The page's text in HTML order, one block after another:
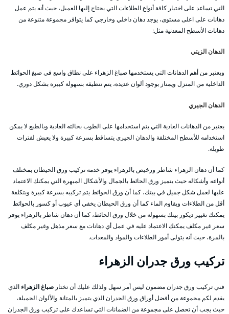
التي تساعد على اختيار كافة أنواع الطلاءات التي يحتاج إليها العميل، حيث أنه يتم عمل
دهانات على اعلى مستوى، يوجد دهان داخلي وخارجي كما يتوافر مجموعة متنوعة من
دهانات الأسطح المعدنية مثل:
الدهان الزيتي
ويعتبر من أهم الدهانات التي يستخدمها صباغ الزهراء على نطاق واسع في صبغ الحوائط
الداخلية من المنزل ويمتاز بوجود ألوان عديدة، يتم تنظيفه بسهولة كبيرة بشكل دوري.
الدهان الجيري
يعتبر من الدهانات العادية التي يتم استخدامها على الطوب بحالته العادية وبالطبع لا يمكن
استخدامه للأسطح المختلفة والدهان الجيري يتساقط بسرعة كبيرة ولا يعيش لفترات
طويلة.
كما أن دهان الزهراء شاطر ورخيص بالزهراء يوفر خدمه تركيب ورق الحيطان بمختلف
أنواعه وأشكاله حيث يتميز ورق الحائط بالجمال والأشكال المبهرة التي يمكنك الاعتماد
عليها لعمل شكل جميل في بيتك، كما أن ورق الحوائط يتم تركيبه بسرعة كبيرة وبتكلفة
أقل من الطلاءات ويقاوم الماء كما أن ورق الحيطان يخفي أي عيوب أو كسور بالحوائط
يمكنك تغيير ديكور بيتك بسهولة من خلال ورق الحائط، كما أن دهان شاطر بالزهراء يوفر
سعر غير مكلف يمكنك الاعتماد عليه في عمل أي دهانات مع سعر مذهل وغير مكلف
بالمرة، حيث أنه يتولى أمور الطلاءات والمواد والمعدات.
تركيب ورق جدران الزهراء
فني تركيب ورق جدران مضمون ليس أمر سهل ولذلك عليك أن تختار صباغ الزهراء الذي
يقدم لكم مجموعة من أفضل أوراق ورق الجدران الذي يتميز بالمتانة والألوان الجميلة،
حيث يجب أن تحصل على مجموعة من الضمانات التي تساعدك على تركيب ورق الجدران